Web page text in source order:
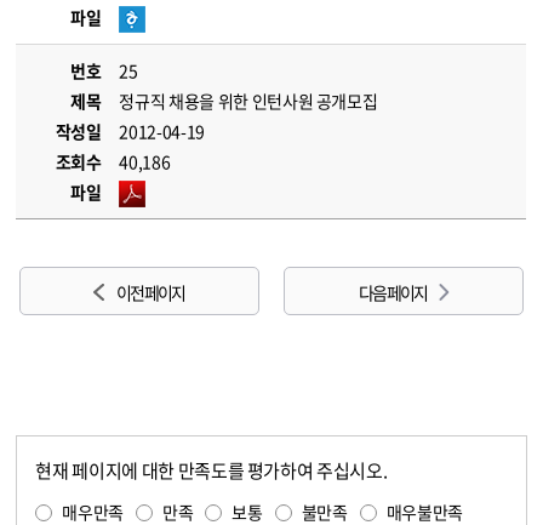
파일
번호
25
제목
정규직 채용을 위한 인턴사원 공개모집
작성일
2012-04-19
조회수
40,186
파일
이전 페이지 다음 페이지
현재 페이지에 대한 만족도를 평가하여 주십시오.
매우만족 만족 보통 불만족 매우불만족